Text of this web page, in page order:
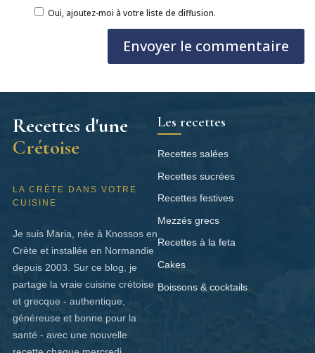
Oui, ajoutez-moi à votre liste de diffusion.
Envoyer le commentaire
Recettes d'une
Crétoise
LA CRÈTE DANS VOTRE
CUISINE
Je suis Maria, née à Knossos en
Crète et installée en Normandie
depuis 2003. Sur ce blog, je
partage la vraie cuisine crétoise
et grecque - authentique,
généreuse et bonne pour la
santé - avec une nouvelle
Les recettes
Recettes salées
Recettes sucrées
Recettes festives
Mezzés grecs
Recettes à la feta
Cakes
Boissons & cocktails